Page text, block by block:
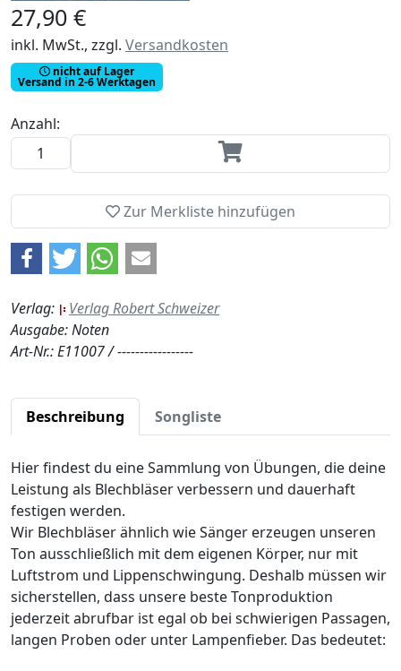
Verlag:
Verlag Robert Schweizer
Ausgabe: Noten
Art-Nr.: E11007 / -----------------
Beschreibung Songliste
Hier findest du eine Sammlung von Übungen, die deine
Leistung als Blechbläser verbessern und dauerhaft
festigen werden.
Wir Blechbläser ähnlich wie Sänger erzeugen unseren
Ton ausschließlich mit dem eigenen Körper, nur mit
Luftstrom und Lippenschwingung. Deshalb müssen wir
sicherstellen, dass unsere beste Tonproduktion
jederzeit abrufbar ist egal ob bei schwierigen Passagen,
langen Proben oder unter Lampenfieber. Das bedeutet:
27,90 €
inkl. MwSt., zzgl. Versandkosten
nicht auf Lager
Versand in 2-6 Werktagen
Anzahl:
Zur Merkliste hinzufügen